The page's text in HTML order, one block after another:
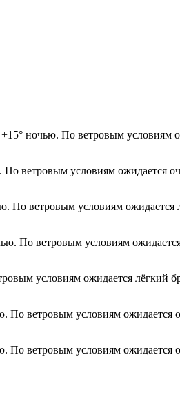
ночью. По ветровым условиям
ветровым условиям ожидается
По ветровым условиям ожидается
По ветровым условиям
условиям ожидается лёгкий
По ветровым условиям ожидается
По ветровым условиям ожидается